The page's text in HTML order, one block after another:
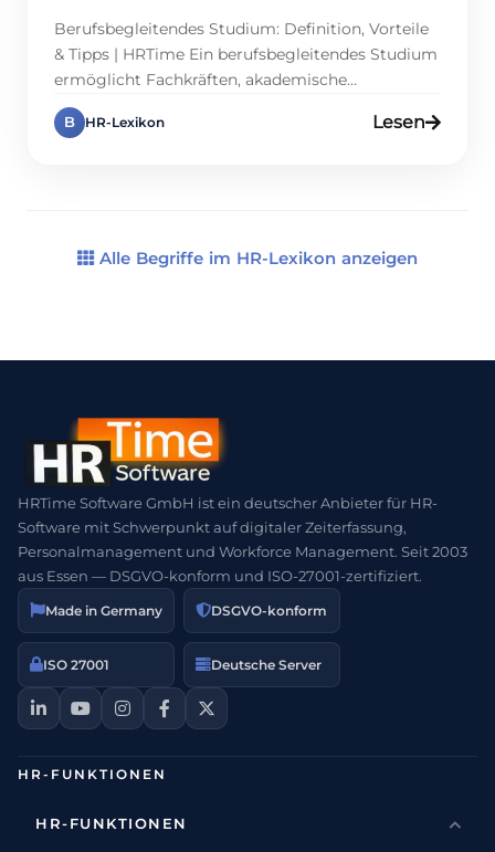
Berufsbegleitendes Studium: Definition, Vorteile
& Tipps | HRTime Ein berufsbegleitendes Studium
ermöglicht Fachkräften, akademische
Qualifikationen zu erwerben, ohne den Job
aufzugeben. Studierende verbinden theoretisches
fördern, Kompetenzen auszubauen und
B HR-Lexikon Lesen
Alle Begriffe im HR-Lexikon anzeigen
HRTime Software GmbH ist ein deutscher Anbieter für HR-
Software mit Schwerpunkt auf digitaler Zeiterfassung,
Personalmanagement und Workforce Management. Seit 2003
aus Essen — DSGVO-konform und ISO-27001-zertifiziert.
Made in Germany DSGVO-konform
ISO 27001 Deutsche Server
HR-FUNKTIONEN
HR-FUNKTIONEN